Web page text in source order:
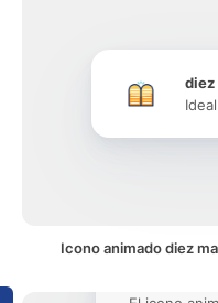
diez
Icono animado diez